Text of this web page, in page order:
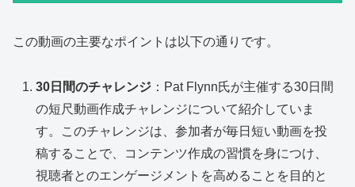
この動画の主要なポイントは以下の通りです。
30日間のチャレンジ ：Pat Flynn氏が主催する30日間
の短尺動画作成チャレンジについて紹介していま
す。このチャレンジは、参加者が毎日短い動画を投
稿することで、コンテンツ作成の習慣を身につけ、
視聴者とのエンゲージメントを高めることを目的と